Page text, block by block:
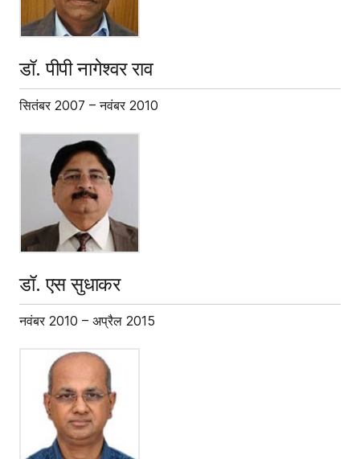
डॉ. पीपी नागेश्वर राव
सितंबर 2007 – नवंबर 2010
डॉ. एस सुधाकर
नवंबर 2010 – अप्रैल 2015